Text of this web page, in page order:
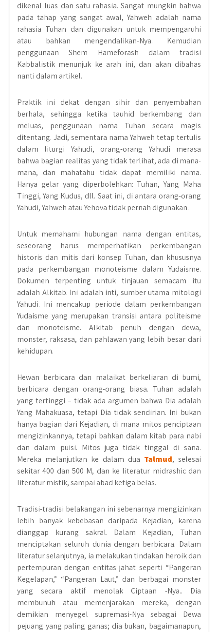
dikenal luas dan satu rahasia. Sangat mungkin bahwa
pada tahap yang sangat awal, Yahweh adalah nama
rahasia Tuhan dan digunakan untuk mempengaruhi
atau bahkan mengendalikan-Nya. Kemudian
penggunaan Shem Hameforash dalam tradisi
Kabbalistik menunjuk ke arah ini, dan akan dibahas
nanti dalam artikel.
Praktik ini dekat dengan sihir dan penyembahan
berhala, sehingga ketika tauhid berkembang dan
meluas, penggunaan nama Tuhan secara magis
ditentang. Jadi, sementara nama Yahweh tetap tertulis
dalam liturgi Yahudi, orang-orang Yahudi merasa
bahwa bagian realitas yang tidak terlihat, ada di mana-
mana, dan mahatahu tidak dapat memiliki nama.
Hanya gelar yang diperbolehkan: Tuhan, Yang Maha
Tinggi, Yang Kudus, dll. Saat ini, di antara orang-orang
Yahudi, Yahweh atau Yehova tidak pernah digunakan.
Untuk memahami hubungan nama dengan entitas,
seseorang harus memperhatikan perkembangan
historis dan mitis dari konsep Tuhan, dan khususnya
pada perkembangan monoteisme dalam Yudaisme.
Dokumen terpenting untuk tinjauan semacam itu
adalah Alkitab. Ini adalah inti, sumber utama mitologi
Yahudi. Ini mencakup periode dalam perkembangan
Yudaisme yang merupakan transisi antara politeisme
dan monoteisme. Alkitab penuh dengan dewa,
monster, raksasa, dan pahlawan yang lebih besar dari
kehidupan.
Hewan berbicara dan malaikat berkeliaran di bumi,
berbicara dengan orang-orang biasa. Tuhan adalah
yang tertinggi – tidak ada argumen bahwa Dia adalah
Yang Mahakuasa, tetapi Dia tidak sendirian. Ini bukan
hanya bagian dari Kejadian, di mana mitos penciptaan
mengizinkannya, tetapi bahkan dalam kitab para nabi
dan dalam puisi. Mitos juga tidak tinggal di sana.
Mereka melanjutkan ke dalam dua Talmud, selesai
sekitar 400 dan 500 M, dan ke literatur midrashic dan
literatur mistik, sampai abad ketiga belas.
Tradisi-tradisi belakangan ini sebenarnya mengizinkan
lebih banyak kebebasan daripada Kejadian, karena
dianggap kurang sakral. Dalam Kejadian, Tuhan
menciptakan seluruh dunia dengan berbicara. Dalam
literatur selanjutnya, ia melakukan tindakan heroik dan
pertempuran dengan entitas jahat seperti “Pangeran
Kegelapan,” “Pangeran Laut,” dan berbagai monster
yang secara aktif menolak Ciptaan -Nya.. Dia
membunuh atau memenjarakan mereka, dengan
demikian menyegel supremasi-Nya sebagai Dewa
pejuang yang paling ganas; dia bukan, bagaimanapun,